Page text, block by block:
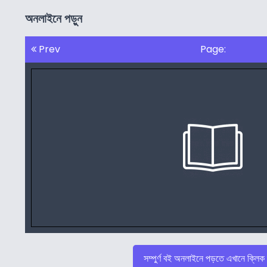
অনলাইনে পড়ুন
Prev Page:
সম্পুর্ণ বই অনলাইনে পড়তে এখানে